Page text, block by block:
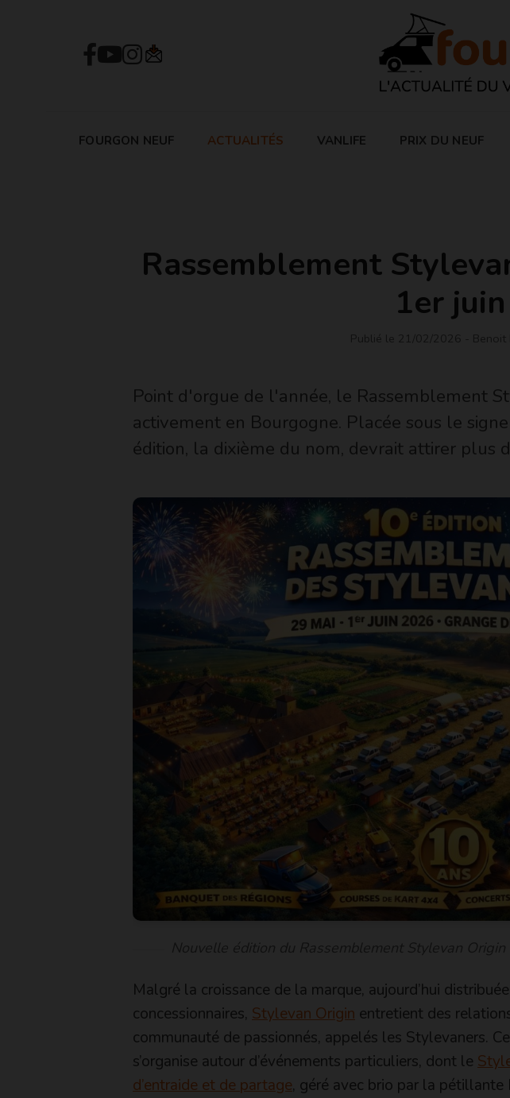
FOURGON NEUF ACTUALITÉS VANLIFE PRIX DU NEUF
Rassemblement
1er juin
Point d'orgue de l'année, le Rassemblement
activement en Bourgogne. Placée sous le
édition, la dixième du nom, devrait attirer plus
Malgré la croissance de la marque, aujourd’hui
concessionnaires, Stylevan Origin entretient des
communauté de passionnés, appelés les Stylevaners.
s’organise autour d’événements particuliers, dont le
d’entraide et de partage, géré avec brio par la